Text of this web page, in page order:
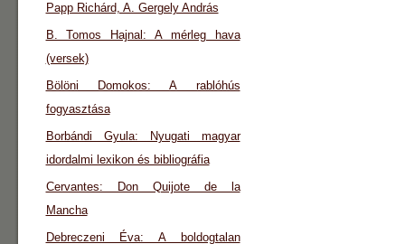
Papp Richárd, A. Gergely András
B. Tomos Hajnal: A mérleg hava
(versek)
Bölöni Domokos: A rablóhús
fogyasztása
Borbándi Gyula: Nyugati magyar
idordalmi lexikon és bibliográfia
Cervantes: Don Quijote de la
Mancha
Debreczeni Éva: A boldogtalan